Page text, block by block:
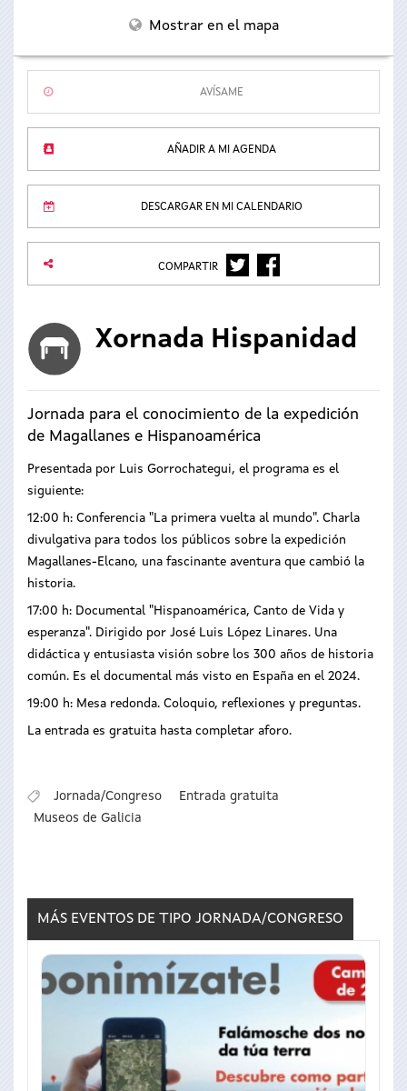
Mostrar en el mapa
AVÍSAME
AÑADIR A MI AGENDA
DESCARGAR EN MI CALENDARIO
COMPARTIR TWITTERFACEBOOK
Xornada Hispanidad
Jornada para el conocimiento de la expedición
de Magallanes e Hispanoamérica
Presentada por Luis Gorrochategui, el programa es el
siguiente:
12:00 h: Conferencia "La primera vuelta al mundo". Charla
divulgativa para todos los públicos sobre la expedición
Magallanes-Elcano, una fascinante aventura que cambió la
historia.
17:00 h: Documental "Hispanoamérica, Canto de Vida y
esperanza". Dirigido por José Luis López Linares. Una
didáctica y entusiasta visión sobre los 300 años de historia
común. Es el documental más visto en España en el 2024.
19:00 h: Mesa redonda. Coloquio, reflexiones y preguntas.
La entrada es gratuita hasta completar aforo.
Jornada/Congreso
Entrada gratuita
Museos de Galicia
MÁS EVENTOS DE TIPO JORNADA/CONGRESO